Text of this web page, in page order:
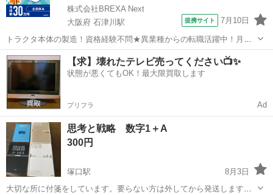
株式会社BREXA Next
大阪府 石津川駅
提携サイト 7月10日
トラクタ本体の製造！資格経験不問★異業種からの転職活躍中！月収
例29万円以上！生活支援物資事前対応可◎即日入寮OK！寮費はずっと
無料＆備品付き1R寮完備！赴任旅費会社負担！工場まで無料送迎あり
◎《大阪府堺市》 人気の工場の...
大阪 堺市 石津川駅
【求】壊れたテレビ売ってください📺✨
状態が悪くてもOK！最大限買取します
プリフラ Ad
思考と戦略 数字1＋A
300円
塚口駅
8月3日
大切な所に付箋をしています。要らない方は外してから発送します。